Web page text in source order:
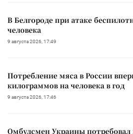
В Белгороде при атаке
человека
9 августа 2026, 17:49
Потребление мяса в России
килограммов на человека в год
9 августа 2026, 17:46
Омбудсмен Украины